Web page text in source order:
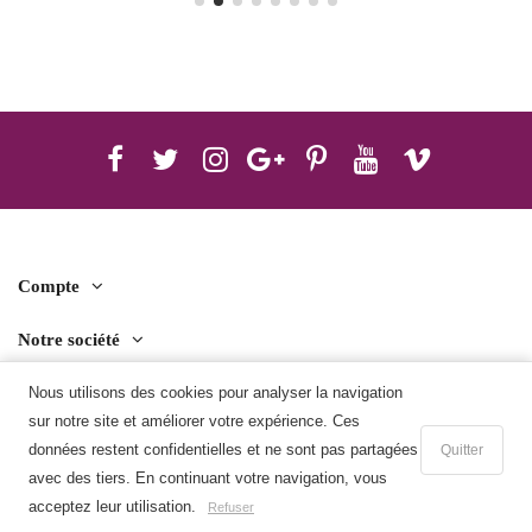
Nous utilisons des cookies pour analyser la navigation
sur notre site et améliorer votre expérience. Ces
données restent confidentielles et ne sont pas partagées
avec des tiers. En continuant votre navigation, vous
acceptez leur utilisation.
Refuser
Quitter
Ajouter au panier
Compte
Notre société
Contact us
Télécharger l'application mobile